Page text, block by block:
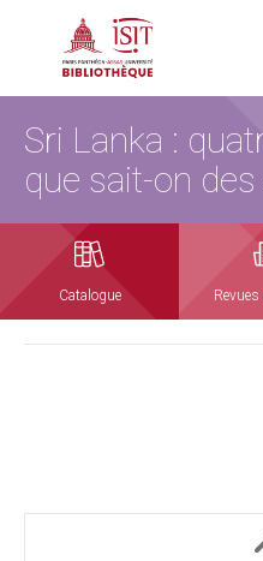
Sri Lanka :
que sait-on
Catalogue